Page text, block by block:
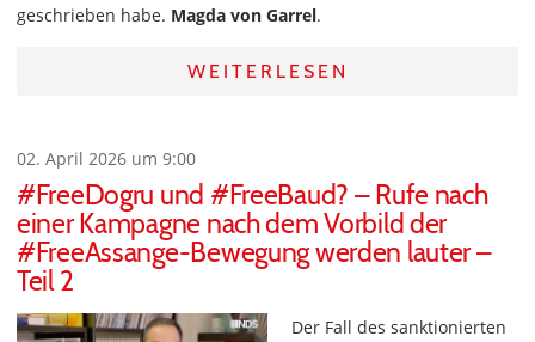
geschrieben habe. Magda von Garrel.
WEITERLESEN
02. April 2026 um 9:00
#FreeDogru und #FreeBaud? – Rufe nach
einer Kampagne nach dem Vorbild der
#FreeAssange-Bewegung werden lauter –
Teil 2
Der Fall des sanktionierten